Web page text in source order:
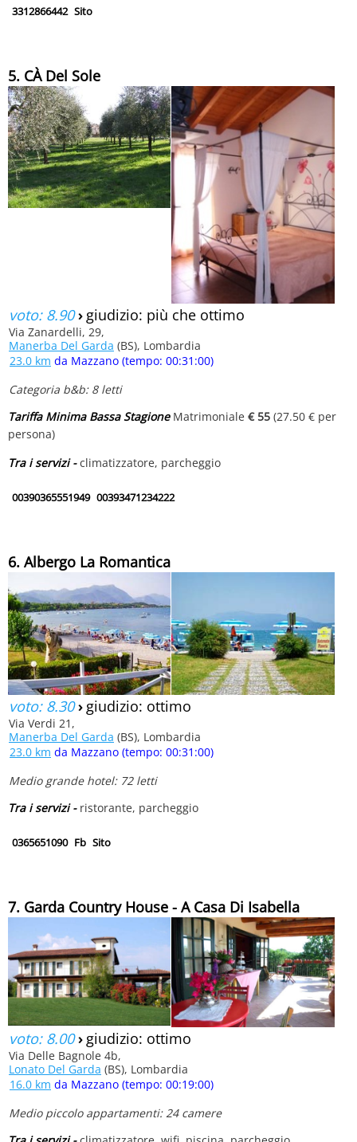
3312866442 Sito
5. CÀ Del Sole
voto: 8.90› giudizio: più che ottimo
Via Zanardelli, 29,
Manerba Del Garda (BS), Lombardia
23.0 km da Mazzano (tempo: 00:31:00)
Categoria b&b: 8 letti
Tariffa Minima Bassa StagioneMatrimoniale € 55 (27.50 € per
persona)
Tra i servizi -climatizzatore, parcheggio
00390365551949 00393471234222
6. Albergo La Romantica
voto: 8.30› giudizio: ottimo
Via Verdi 21,
Manerba Del Garda (BS), Lombardia
23.0 km da Mazzano (tempo: 00:31:00)
Medio grande hotel: 72 letti
Tra i servizi - ristorante, parcheggio
0365651090 Fb Sito
7. Garda Country House - A Casa Di Isabella
voto: 8.00› giudizio: ottimo
Via Delle Bagnole 4b,
Lonato Del Garda (BS), Lombardia
16.0 km da Mazzano (tempo: 00:19:00)
Medio piccolo appartamenti: 24 camere